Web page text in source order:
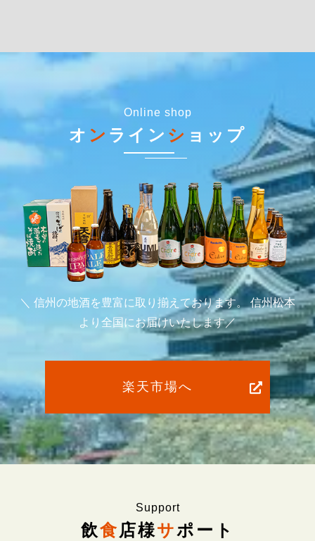
Online shop
オ ン ライン シ ョップ
＼ 信州の地酒を豊富に取り揃えております。 信州松本
より全国にお届けいたします／
楽天市場へ
Support
飲食店様サポート